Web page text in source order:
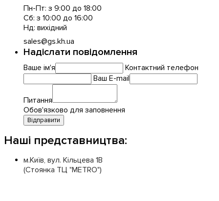
Пн-Пт: з 9:00 до 18:00
Сб: з 10:00 до 16:00
Нд: вихідний
sales@gs.kh.ua
Надіслати повідомлення
Ваше ім'я
Контактний телефон
Ваш E-mail
Питання
Обов'язково для заповнення
Відправити
Наші представництва:
м.Київ, вул. Кільцева 1В
(Стоянка ТЦ "METRO")